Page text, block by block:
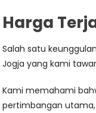
Harga
Salah satu
Jogja yang kami
Kami memahami
pertimbangan